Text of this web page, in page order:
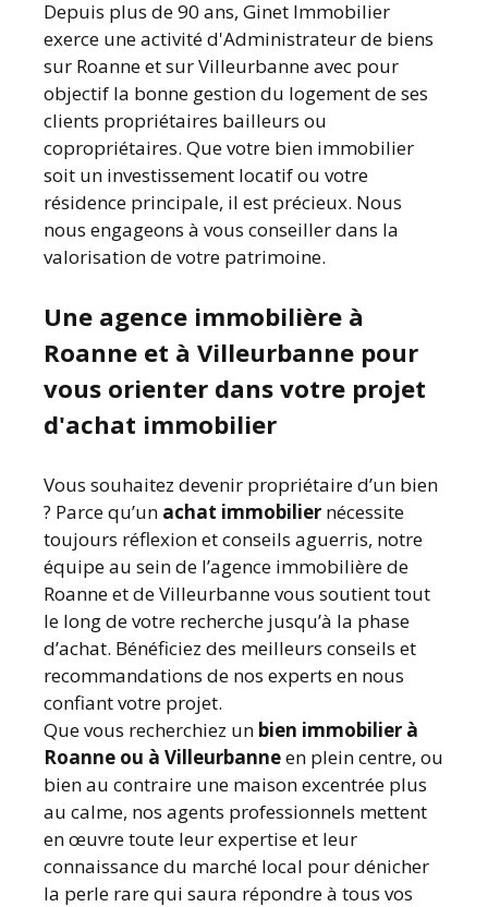
Depuis plus de 90 ans, Ginet Immobilier
exerce une activité d'Administrateur de biens
sur Roanne et sur Villeurbanne avec pour
objectif la bonne gestion du logement de ses
clients propriétaires bailleurs ou
copropriétaires. Que votre bien immobilier
soit un investissement locatif ou votre
résidence principale, il est précieux. Nous
nous engageons à vous conseiller dans la
valorisation de votre patrimoine.
Une agence immobilière à
Roanne et à Villeurbanne pour
vous orienter dans votre projet
d'achat immobilier
Vous souhaitez devenir propriétaire d’un bien
? Parce qu’un achat immobilier nécessite
toujours réflexion et conseils aguerris, notre
équipe au sein de l’agence immobilière de
Roanne et de Villeurbanne vous soutient tout
le long de votre recherche jusqu’à la phase
d’achat. Bénéficiez des meilleurs conseils et
recommandations de nos experts en nous
confiant votre projet.
Que vous recherchiez un bien immobilier à
Roanne ou à Villeurbanneen plein centre, ou
bien au contraire une maison excentrée plus
au calme, nos agents professionnels mettent
en œuvre toute leur expertise et leur
connaissance du marché local pour dénicher
la perle rare qui saura répondre à tous vos